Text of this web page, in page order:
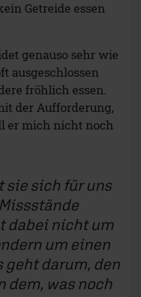
Getreide essen
genauso sehr wie
ausgeschlossen
fröhlich essen.
der Aufforderung,
er mich nicht noch
sie sich für uns
dabei nicht um
um einen
geht darum, den
dem, was noch